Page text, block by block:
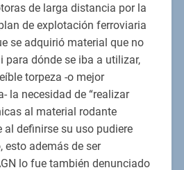
de larga distancia por la
de explotación ferroviaria
se adquirió material que no
para dónde se iba a utilizar,
torpeza -o mejor
la necesidad de “realizar
al material rodante
al definirse su uso pudiere
esto además de ser
lo fue también denunciado